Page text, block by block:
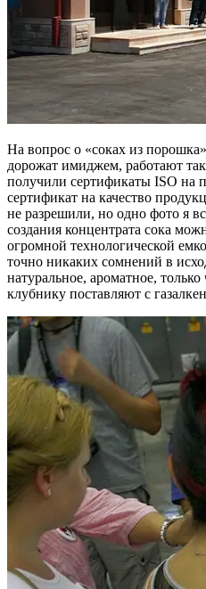
На вопрос о «соках из
дорожат имиджем, работают
получили сертификаты ISO на
сертификат на качество
не разрешили, но одно фото я
создания концентрата сока
огромной технологической
точно никаких сомнений в
натуральное, ароматное,
клубнику поставляют с